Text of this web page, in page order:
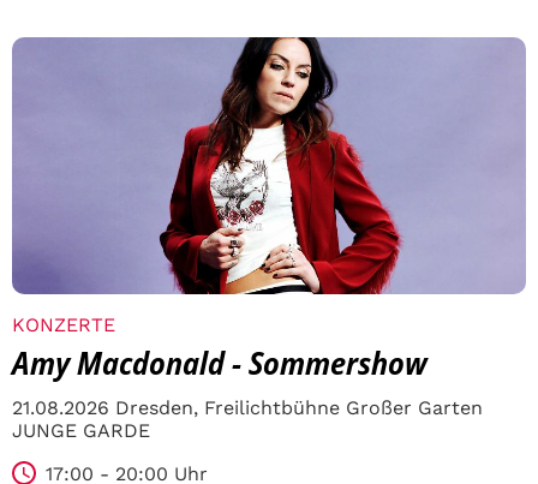
KONZERTE
Amy Macdonald - Sommershow
21.08.2026 Dresden, Freilichtbühne Großer Garten
JUNGE GARDE
17:00 - 20:00 Uhr